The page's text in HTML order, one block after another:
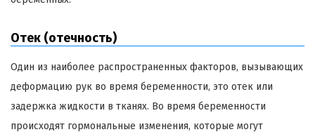
Отек (отечность)
Один из наиболее распространенных факторов, вызывающих
деформацию рук во время беременности, это отек или
задержка жидкости в тканях. Во время беременности
происходят гормональные изменения, которые могут